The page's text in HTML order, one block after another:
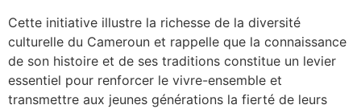
Cette initiative illustre la richesse de la diversité
culturelle du Cameroun et rappelle que la connaissance
de son histoire et de ses traditions constitue un levier
essentiel pour renforcer le vivre-ensemble et
transmettre aux jeunes générations la fierté de leurs